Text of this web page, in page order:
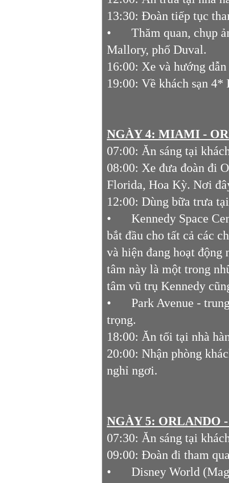
13:30: Đoàn tiếp tục
•
Thăm quan, chụp
Mallory, phố Duval.
16:00: Xe và hướng
19:00: Về khách sạn
NGÀY 4: MIAMI -
07:00: Ăn sáng tại
08:00: Xe đưa đoàn đi
Florida, Hoa Kỳ. Nơi
12:00: Dùng bữa trưa
•
Kennedy Space
bắt đầu cho tất cả các
và hiện đang hoạt
tâm này là một trong
tâm vũ trụ Kennedy
•
Park Avenue -
trọng.
18:00: Ăn tối tại nhà
20:00: Nhận phòng
nghỉ ngơi.
NGÀY 5: ORLANDO
07:30: Ăn sáng tại
09:00: Đoàn đi tham
•
Disney World